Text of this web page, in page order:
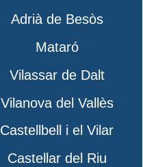
Adrià de Besòs
Mataró
Vilassar de Dalt
Vilanova del Vallès
Castellbell i el Vilar
Castellar del Riu